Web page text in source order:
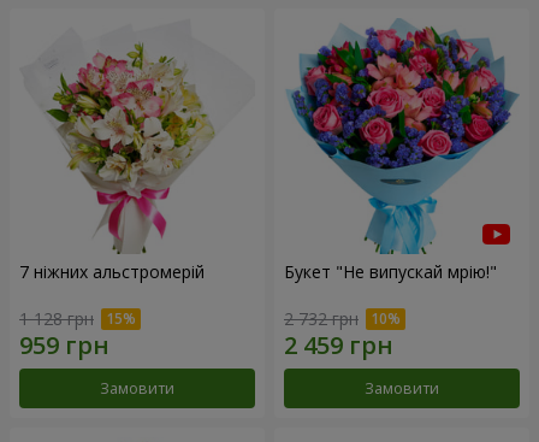
7 ніжних альстромерій
1 128 грн
Замовити
Букет "Не випускай мрію!"
2 732 грн
Замовити